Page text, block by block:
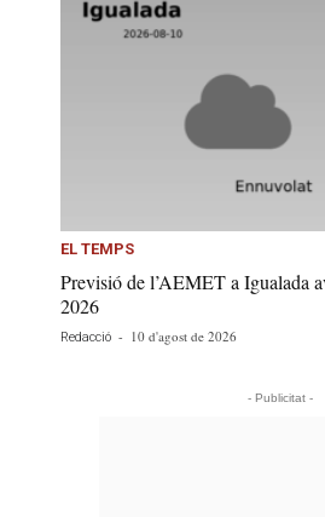
EL TEMPS
Previsió de l’AEMET a Igualada
2026
Redacció - 10 d'agost de 2026
- Publicitat -